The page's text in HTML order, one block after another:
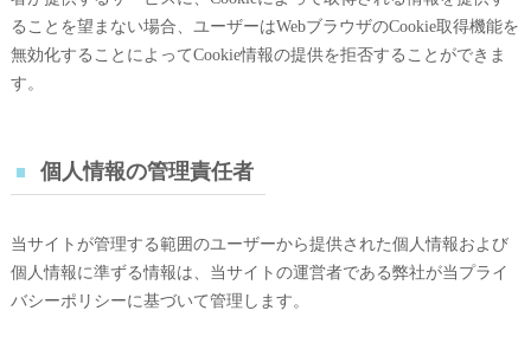
ることを望まない場合、ユーザーはWebブラウザのCookie取得機能を
無効化することによってCookie情報の提供を拒否することができま
す。
個人情報の管理責任者
当サイトが管理する範囲のユーザーから提供された個人情報および
個人情報に準ずる情報は、当サイトの運営者である弊社が当プライ
バシーポリシーに基づいて管理します。